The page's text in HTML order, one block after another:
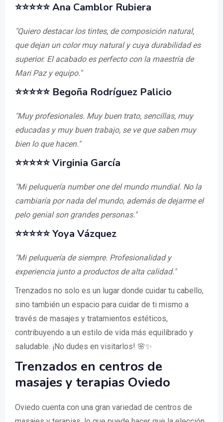
⭐⭐⭐⭐⭐ Ana Camblor Rubiera
"Quiero destacar los tintes, de composición natural,
que dejan un color muy natural y cuya durabilidad es
superior. El acabado es perfecto con la maestría de
Mari Paz y equipo."
⭐⭐⭐⭐⭐ Begoña Rodríguez Palicio
"Muy profesionales. Muy buen trato, sencillas, muy
educadas y muy buen trabajo, se ve que saben muy
bien lo que hacen."
⭐⭐⭐⭐⭐ Virginia García
"Mi peluquería number one del mundo mundial. No la
cambiaría por nada del mundo, además de dejarme el
pelo genial son grandes personas."
⭐⭐⭐⭐⭐ Yoya Vázquez
"Mi peluquería de siempre. Profesionalidad y
experiencia junto a productos de alta calidad."
Trenzados no solo es un lugar donde cuidar tu cabello,
sino también un espacio para cuidar de ti mismo a
través de masajes y tratamientos estéticos,
contribuyendo a un estilo de vida más equilibrado y
saludable. ¡No dudes en visitarlos! 🌸✨
Trenzados en centros de
masajes y terapias Oviedo
Oviedo cuenta con una gran variedad de centros de